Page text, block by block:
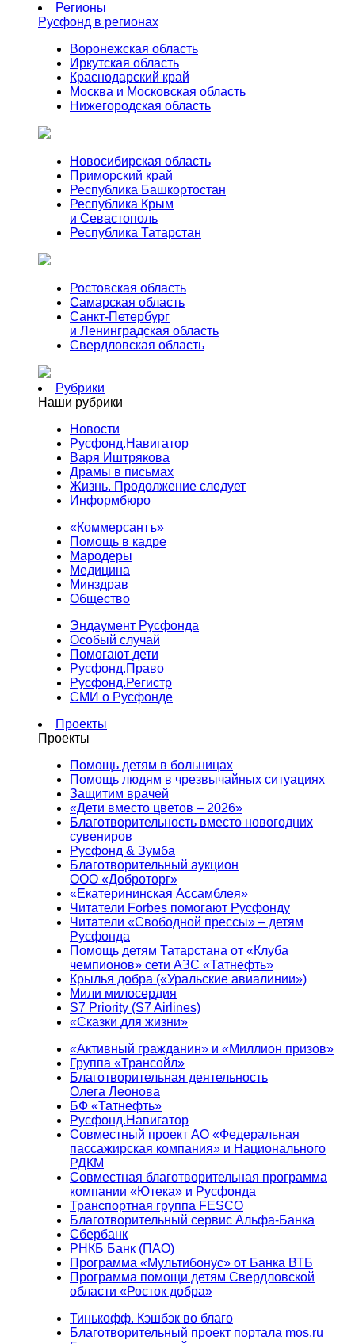
Регионы
Русфонд в регионах
Воронежская область
Иркутская область
Краснодарский край
Москва и Московская область
Нижегородская область
Новосибирская область
Приморский край
Республика Башкортостан
Республика Крым
и Севастополь
Республика Татарстан
Ростовская область
Самарская область
Санкт-Петербург
и Ленинградская область
Свердловская область
Рубрики
Наши рубрики
Новости
Русфонд.Навигатор
Варя Иштрякова
Драмы в письмах
Жизнь. Продолжение следует
Информбюро
«Коммерсантъ»
Помощь в кадре
Мародеры
Медицина
Минздрав
Общество
Эндаумент Русфонда
Особый случай
Помогают дети
Русфонд.Право
Русфонд.Регистр
СМИ о Русфонде
Проекты
Проекты
Помощь детям в больницах
Помощь людям в чрезвычайных ситуациях
Защитим врачей
«Дети вместо цветов – 2026»
Благотворительность вместо новогодних
сувениров
Русфонд & Зумба
Благотворительный аукцион
ООО «Доброторг»
«Екатерининская Ассамблея»
Читатели Forbes помогают Русфонду
Читатели «Свободной прессы» – детям
Русфонда
Помощь детям Татарстана от «Клуба
чемпионов» сети АЗС «Татнефть»
Крылья добра («Уральские авиалинии»)
Мили милосердия
S7 Priority (S7 Airlines)
«Сказки для жизни»
«Активный гражданин» и «Миллион призов»
Группа «Трансойл»
Благотворительная деятельность
Олега Леонова
БФ «Татнефть»
Русфонд.Навигатор
Совместный проект АО «Федеральная
пассажирская компания» и Национального
РДКМ
Совместная благотворительная программа
компании «Ютека» и Русфонда
Транспортная группа FESCO
Благотворительный сервис Альфа-Банка
Сбербанк
РНКБ Банк (ПАО)
Программа «Мультибонус» от Банка ВТБ
Программа помощи детям Свердловской
области «Росток добра»
Тинькофф. Кэшбэк во благо
Благотворительный проект портала mos.ru